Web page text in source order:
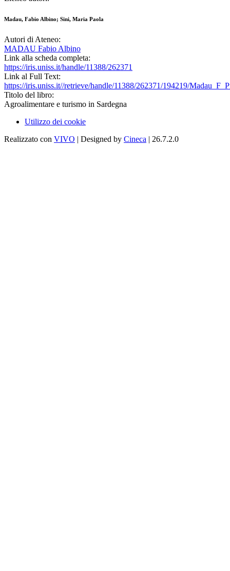
Madau, Fabio Albino; Sini, Maria Paola
Autori di Ateneo:
MADAU Fabio Albino
Link alla scheda completa:
https://iris.uniss.it/handle/11388/262371
Link al Full Text:
https://iris.uniss.it//retrieve/handle/11388/262371/194219/
Titolo del libro:
Agroalimentare e turismo in Sardegna
Utilizzo dei cookie
Realizzato con VIVO | Designed by Cineca | 26.7.2.0